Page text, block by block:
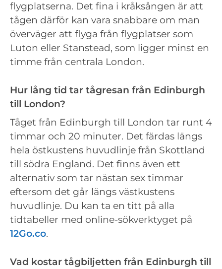
flygplatserna. Det fina i kråksången är att
tågen därför kan vara snabbare om man
överväger att flyga från flygplatser som
Luton eller Stanstead, som ligger minst en
timme från centrala London.
Hur lång tid tar tågresan från Edinburgh
till London?
Tåget från Edinburgh till London tar runt 4
timmar och 20 minuter. Det färdas längs
hela östkustens huvudlinje från Skottland
till södra England. Det finns även ett
alternativ som tar nästan sex timmar
eftersom det går längs västkustens
huvudlinje. Du kan ta en titt på alla
tidtabeller med online-sökverktyget på
12Go.co.
Vad kostar tågbiljetten från Edinburgh till